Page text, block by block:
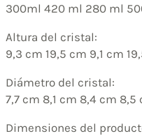
300ml 420 ml 280 ml
Altura del cristal:
9,3 cm 19,5 cm 9,1 cm
Diámetro del cristal:
7,7 cm 8,1 cm 8,4 cm
Dimensiones del producto ‏ : ‎ 8,2 x 8,2 x 20,5 cm;